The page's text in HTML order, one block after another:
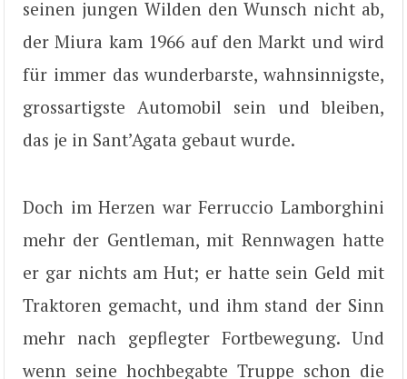
seinen jungen Wilden den Wunsch nicht ab,
der Miura kam 1966 auf den Markt und wird
für immer das wunderbarste, wahnsinnigste,
grossartigste Automobil sein und bleiben,
das je in Sant’Agata gebaut wurde.
Doch im Herzen war Ferruccio Lamborghini
mehr der Gentleman, mit Rennwagen hatte
er gar nichts am Hut; er hatte sein Geld mit
Traktoren gemacht, und ihm stand der Sinn
mehr nach gepflegter Fortbewegung. Und
wenn seine hochbegabte Truppe schon die